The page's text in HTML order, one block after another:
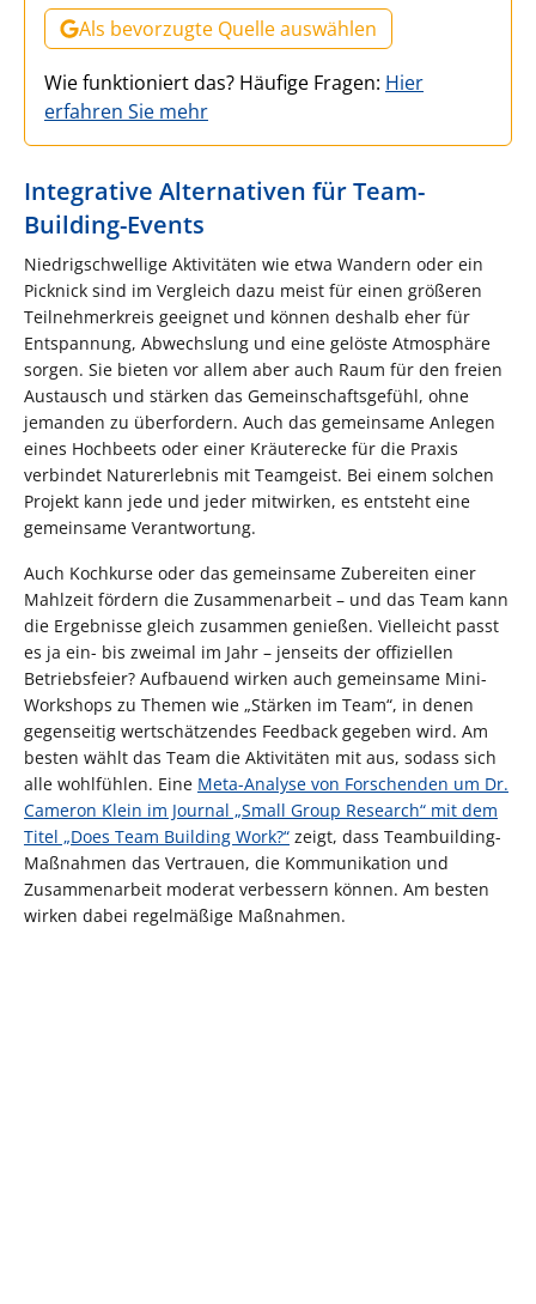
Als bevorzugte Quelle auswählen
Wie funktioniert das? Häufige Fragen: Hier
erfahren Sie mehr
Integrative Alternativen für Team-
Building-Events
Niedrigschwellige Aktivitäten wie etwa Wandern oder ein
Picknick sind im Vergleich dazu meist für einen größeren
Teilnehmerkreis geeignet und können deshalb eher für
Entspannung, Abwechslung und eine gelöste Atmosphäre
sorgen. Sie bieten vor allem aber auch Raum für den freien
Austausch und stärken das Gemeinschaftsgefühl, ohne
jemanden zu überfordern. Auch das gemeinsame Anlegen
eines Hochbeets oder einer Kräuterecke für die Praxis
verbindet Natur­erlebnis mit Teamgeist. Bei einem solchen
Projekt kann jede und jeder mitwirken, es entsteht eine
gemeinsame Verantwortung.
Auch Kochkurse oder das gemeinsame Zubereiten einer
Mahlzeit fördern die Zusammenarbeit – und das Team kann
die Ergebnisse gleich zusammen genießen. Vielleicht passt
es ja ein- bis zweimal im Jahr – jenseits der offiziellen
Betriebsfeier? Aufbauend wirken auch gemeinsame Mini-
Workshops zu Themen wie „Stärken im Team“, in denen
gegenseitig wertschätzendes Feedback gegeben wird. Am
besten wählt das Team die Aktivitäten mit aus, sodass sich
alle wohlfühlen. Eine Meta-Analyse von Forschenden um Dr.
Cameron Klein im Journal „Small Group Research“ mit dem
Titel „Does Team Building Work?“ zeigt, dass Teambuilding-
Maßnahmen das Vertrauen, die Kommunikation und
Zusammenarbeit moderat verbessern können. Am besten
wirken dabei regelmäßige Maßnahmen.